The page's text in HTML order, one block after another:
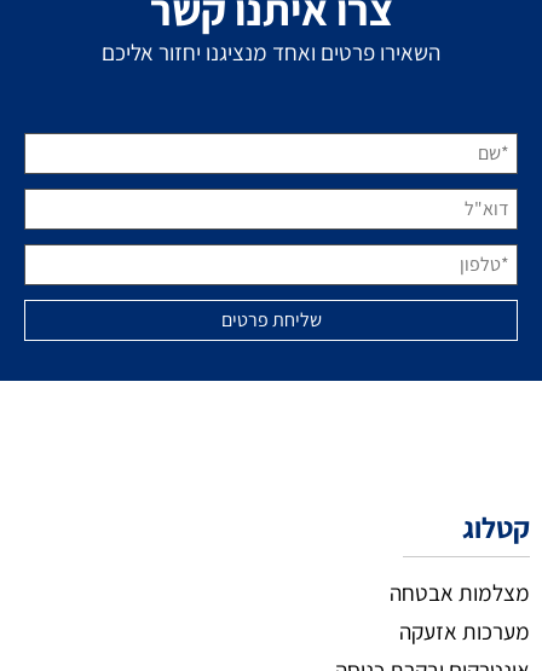
השאירו פרטים ואחד מנציגנו יחזור אליכם
קטלוג
מצלמות אבטחה
מערכות אזעקה